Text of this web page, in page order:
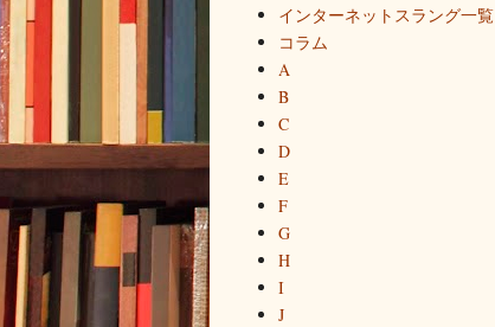
インターネットスラング一覧
コラム
A
B
C
D
E
F
G
H
I
J